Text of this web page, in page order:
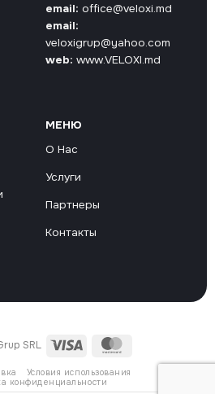
email: office@veloxi.md
email:
veloxigrup@yahoo.com
web: www.VELOXI.md
МЕНЮ
О Нас
Услуги
Партнеры
Контакты
SRL Visa
Условия использования
конфиденциальности